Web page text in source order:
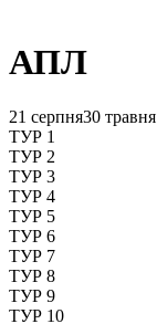
АПЛ
21 серпня30 травня
ТУР 1
ТУР 2
ТУР 3
ТУР 4
ТУР 5
ТУР 6
ТУР 7
ТУР 8
ТУР 9
ТУР 10